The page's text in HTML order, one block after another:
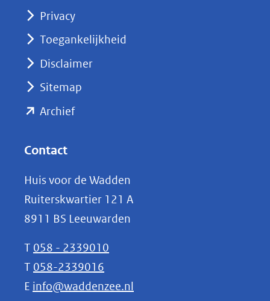
nieuw
naar
Privacy
Toegankelijkheid
Disclaimer
Sitemap
Archief(opent
(verwijst
naar
een
andere
website)
Contact
Huis voor de Wadden
Ruiterskwartier 121 A
8911 BS Leeuwarden
T 058 - 2339010
T 058-2339016
E info@waddenzee.nl